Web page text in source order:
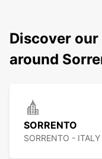
Discover
around
SORRENTO
SORRENTO - ITALY